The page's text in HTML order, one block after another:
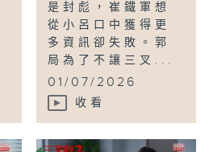
是封彪，崔鐵軍想
從小呂口中獲得更
多資訊卻失敗。郭
局為了不讓三叉...
01/07/2026
收看